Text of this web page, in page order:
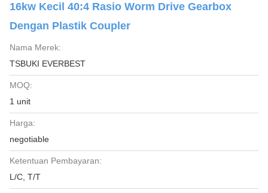
16kw Kecil 40:4 Rasio Worm Drive Gearbox
Dengan Plastik Coupler
Nama Merek:
TSBUKI EVERBEST
MOQ:
1 unit
Harga:
negotiable
Ketentuan Pembayaran:
L/C, T/T